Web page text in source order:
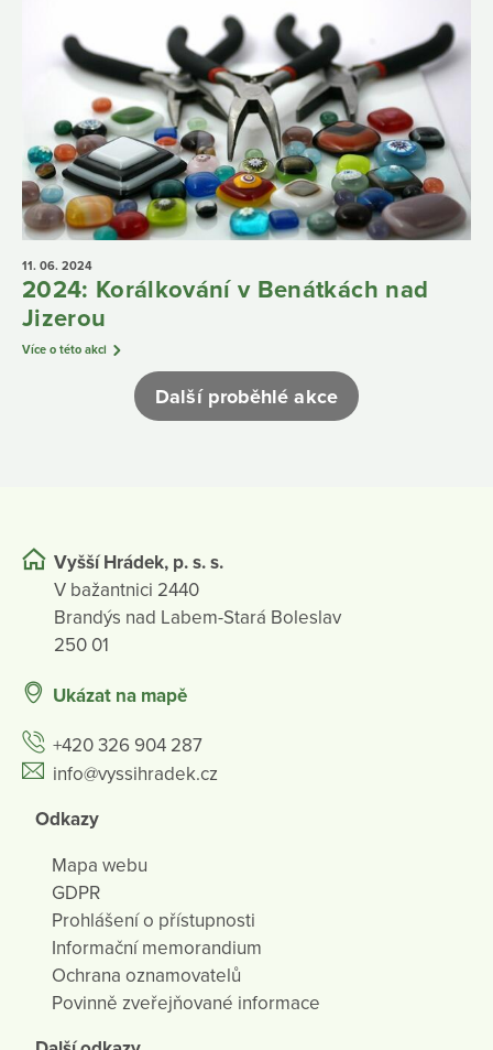
11. 06. 2024
2024: Korálkování v Benátkách nad
Jizerou
Více o této akci
Další proběhlé akce
Vyšší Hrádek, p. s. s.
V bažantnici 2440
Brandýs nad Labem-Stará Boleslav
250 01
Ukázat na mapě
+420 326 904 287
info@vyssihradek.cz
Odkazy
Mapa webu
GDPR
Prohlášení o přístupnosti
Informační memorandium
Ochrana oznamovatelů
Povinně zveřejňované informace